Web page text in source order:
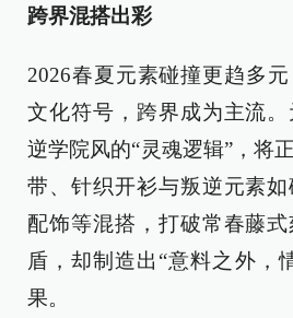
跨界混搭出彩
2026春夏元素碰撞更趋多
文化符号，跨界成为主流
逆学院风的“灵魂逻辑”，将
带、针织开衫与叛逆元素
配饰等混搭，打破常春藤
盾，却制造出“意料之外，
果。